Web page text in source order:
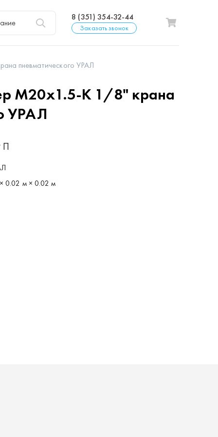
8 (351) 354-32-44
Заказать звонок
пневматического УРАЛ
М20х1.5-К 1/8" крана
УРАЛ
П
0.02 м × 0.02 м